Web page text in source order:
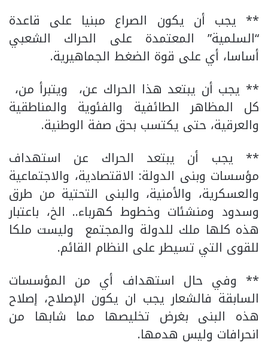
** يجب أن يكون الصراع مبنيا على قاعدة
“السلمية” المعتمدة على الحراك الشعبي
أساسا، أي على قوة الضغط الجماهيرية.
** يجب أن يبتعد هذا الحراك عن، ويتبرأ من،
كل المظاهر الطائفية والفئوية والمناطقية
والعرقية، حتى يكتسب بحق صفة الوطنية.
** يجب أن يبتعد الحراك عن استهداف
مؤسسات وبنى الدولة: الاقتصادية، والاجتماعية
والعسكرية، والأمنية، والبنى التحتية من طرق
وسدود ومنشئات وخطوط كهرباء.. الخ، باعتبار
هذه كلها ملك للدولة والمجتمع وليست ملكا
للقوى التي تسيطر على النظام القائم.
** وفي حال استهداف أي من المؤسسات
السابقة فالشعار يجب ان يكون الإصلاح، إصلاح
هذه البنى بغرض تخليصها مما شابها من
انحرافات وليس هدمها.